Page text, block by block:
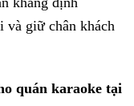
và giữ chân khách
quán karaoke tại